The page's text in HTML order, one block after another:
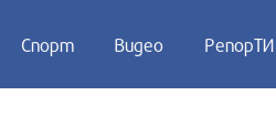
Спорт Видео РепорТИ